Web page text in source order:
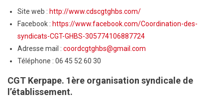
Site web : http://www.cdscgtghbs.com/
Facebook : https://www.facebook.com/Coordination-des-
syndicats-CGT-GHBS-305774106887724
Adresse mail : coordcgtghbs@gmail.com
Téléphone : 06 45 52 60 30
CGT Kerpape. 1ère organisation syndicale de
l’établissement.